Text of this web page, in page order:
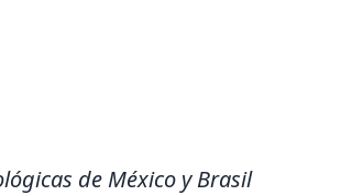
de México y Brasil